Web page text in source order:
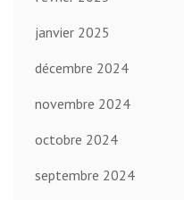
janvier 2025
décembre 2024
novembre 2024
octobre 2024
septembre 2024